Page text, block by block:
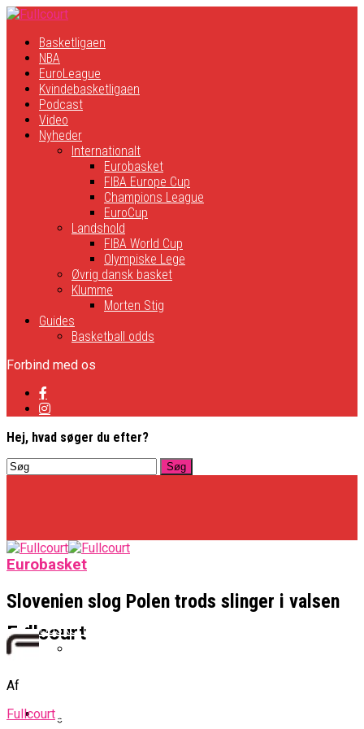
Basketligaen
NBA
EuroLeague
Kvindebasketligaen
Podcast
Video
Nyheder
Internationalt
Eurobasket
FIBA Europe Cup
Champions League
EuroCup
Landshold
FIBA World Cup
Olympiske Lege
Øvrig dansk basket
Klumme
Morten Stig
Guides
Basketball odds
Forbind med os
Hej, hvad søger du efter?
Fullcourt
Basketligaen
NBA
Eurobasket
Slovenien slog Polen trods slinger i valsen
Af
Fullcourt